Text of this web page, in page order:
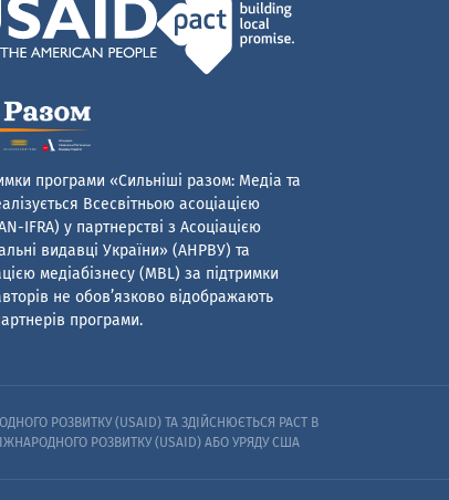
програми «Сильніші разом: Медіа та
Всесвітньою асоціацією
IFRA) у партнерстві з Асоціацією
видавці України» (АНРВУ) та
медіабізнесу (MBL) за підтримки
не обов’язково відображають
програми.
РОЗВИТКУ (USAID) ТА ЗДІЙСНЮЄТЬСЯ PACT В
РОЗВИТКУ (USAID) АБО УРЯДУ США